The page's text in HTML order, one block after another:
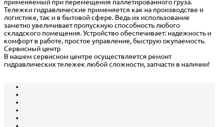
применяемый при перемещения паллетированного груза.
Тележки гидравлические применяется как на производстве и
логистике, так и в бытовой сфере. Ведь их использование
заметно увеличивает пропускную способность любого
складского помещения. Устройство обеспечивает: надежность и
комфорт в работе, простое управление, быструю окупаемость.
Сервисный центр
В нашем сервисном центре осуществляется ремонт
гидравлических тележек любой сложности, запчасти в наличии!